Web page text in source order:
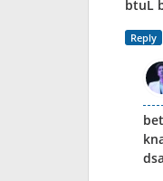
btuL
Reply